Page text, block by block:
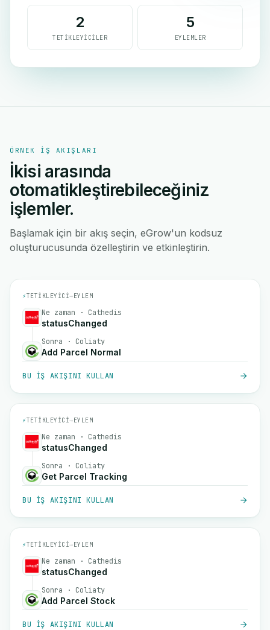
2
TETIKLEYICILER
5
EYLEMLER
ÖRNEK IŞ AKIŞLARI
İkisi arasında
otomatikleştirebileceğiniz
işlemler.
Başlamak için bir akış seçin, eGrow'un kodsuz
oluşturucusunda özelleştirin ve etkinleştirin.
⚡TETIKLEYICI→EYLEM
Ne zaman · Cathedis
statusChanged
Sonra · Coliaty
Add Parcel Normal
BU IŞ AKIŞINI KULLAN
⚡TETIKLEYICI→EYLEM
Ne zaman · Cathedis
statusChanged
Sonra · Coliaty
Get Parcel Tracking
BU IŞ AKIŞINI KULLAN
⚡TETIKLEYICI→EYLEM
Ne zaman · Cathedis
statusChanged
Sonra · Coliaty
Add Parcel Stock
BU IŞ AKIŞINI KULLAN